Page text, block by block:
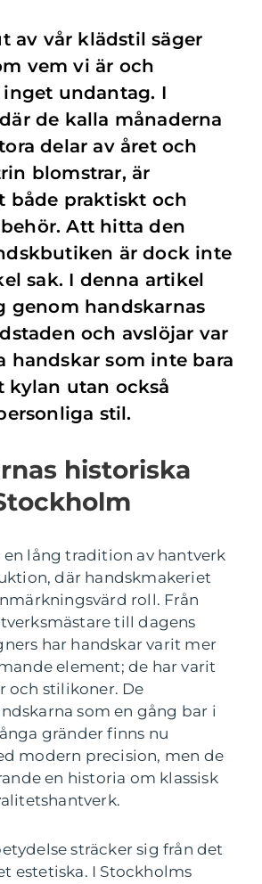
av vår klädstil säger
vem vi är och
inget undantag. I
de kalla månaderna
delar av året och
blomstrar, är
både praktiskt och
Att hitta den
är dock inte
sak. I denna artikel
genom handskarnas
och avslöjar var
handskar som inte bara
kylan utan också
stil.
historiska
lång tradition av hantverk
där handskmakeriet
roll. Från
till dagens
har handskar varit mer
element; de har varit
och stilikoner. De
som en gång bar i
gränder finns nu
modern precision, men de
en historia om klassisk
sträcker sig från det
estetiska. I Stockholms